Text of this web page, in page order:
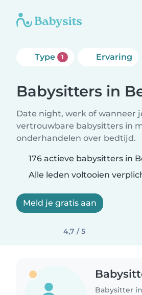
Type 1 Ervaring
Babysitters in
Date night, werk of wanneer
vertrouwbare babysitters in
onderhandelen over bedtijd.
176 actieve babysitters in
Alle leden voltooien
Meld je gratis aan
4,7 / 5
Babysitter